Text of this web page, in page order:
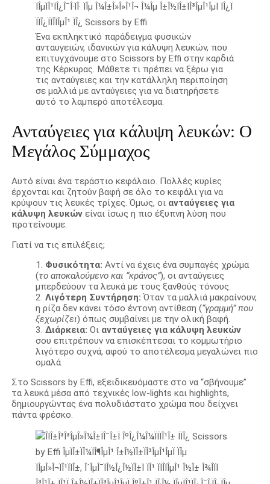
Ένα εκπληκτικό παράδειγμα φυσικών
ανταυγειών, ιδανικών για κάλυψη λευκών, που
επιτυγχάνουμε στο Scissors by Effi στην καρδιά
της Κέρκυρας. Μάθετε τι πρέπει να ξέρω για
τις ανταύγειες και την κατάλληλη περιποίηση
σε μαλλιά με ανταύγειες για να διατηρήσετε
αυτό το λαμπερό αποτέλεσμα.
Ανταύγειες για κάλυψη λευκών: Ο
Μεγάλος Σύμμαχος
Αυτό είναι ένα τεράστιο κεφάλαιο. Πολλές κυρίες
έρχονται και ζητούν βαφή σε όλο το κεφάλι για να
κρύψουν τις λευκές τρίχες. Όμως, οι ανταύγειες για
κάλυψη λευκών είναι ίσως η πιο έξυπνη λύση που
προτείνουμε.
Γιατί να τις επιλέξεις;
Φυσικότητα: Αντί να έχεις ένα συμπαγές χρώμα
(το αποκαλούμενο και “κράνος”), οι ανταύγειες
μπερδεύουν τα λευκά με τους ξανθούς τόνους.
Λιγότερη Συντήρηση: Όταν τα μαλλιά μακραίνουν,
η ρίζα δεν κάνει τόσο έντονη αντίθεση (“γραμμή” που
ξεχωρίζει) όπως συμβαίνει με την ολική βαφή.
Διάρκεια: Οι ανταύγειες για κάλυψη λευκών
σου επιτρέπουν να επισκέπτεσαι το κομμωτήριο
λιγότερο συχνά, αφού το αποτέλεσμα μεγαλώνει πιο
ομαλά.
Στο Scissors by Effi, εξειδικευόμαστε στο να “σβήνουμε”
τα λευκά μέσα από τεχνικές low-lights και highlights,
δημιουργώντας ένα πολυδιάστατο χρώμα που δείχνει
πάντα φρέσκο.